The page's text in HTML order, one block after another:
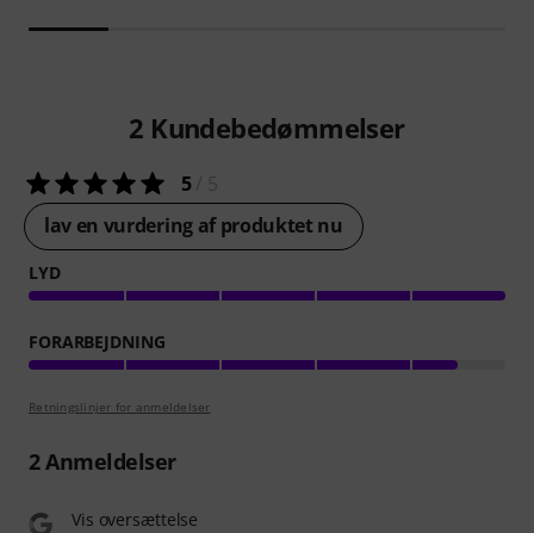
2 Kundebedømmelser
5/ 5
lav en vurdering af produktet nu
LYD
FORARBEJDNING
Retningslinjer for anmeldelser
2Anmeldelser
Vis oversættelse